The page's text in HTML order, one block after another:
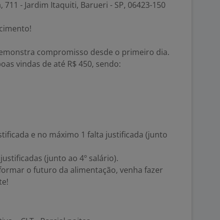
- Jardim Itaquiti, Barueri - SP, 06423-150
compromisso desde o primeiro dia.
vindas de até R$ 450, sendo:
e no máximo 1 falta justificada (junto
(junto ao 4º salário).
o futuro da alimentação, venha fazer